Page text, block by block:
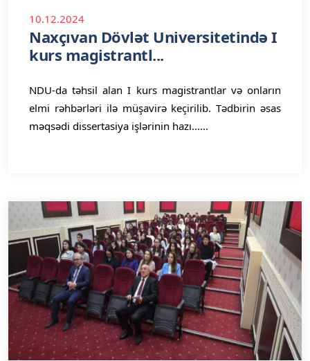
10.12.2024
Naxçıvan Dövlət Universitetində I
kurs magistrantl...
NDU-da təhsil alan I kurs magistrantlar və onların
elmi rəhbərləri ilə müşavirə keçirilib. Tədbirin əsas
məqsədi dissertasiya işlərinin hazı......